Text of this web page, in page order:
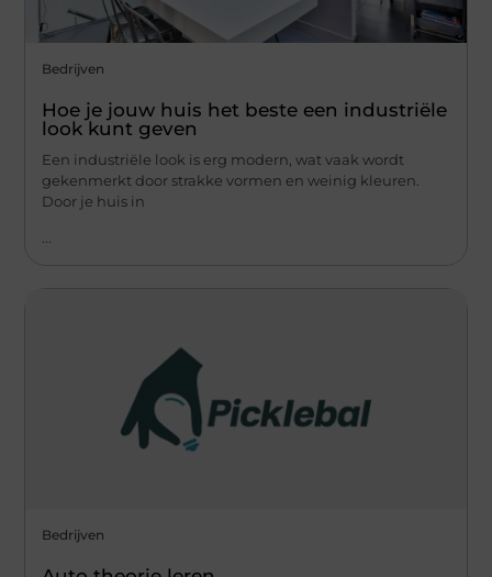
Bedrijven
Hoe je jouw huis het beste een industriële
look kunt geven
Een industriële look is erg modern, wat vaak wordt
gekenmerkt door strakke vormen en weinig kleuren.
Door je huis in
...
Bedrijven